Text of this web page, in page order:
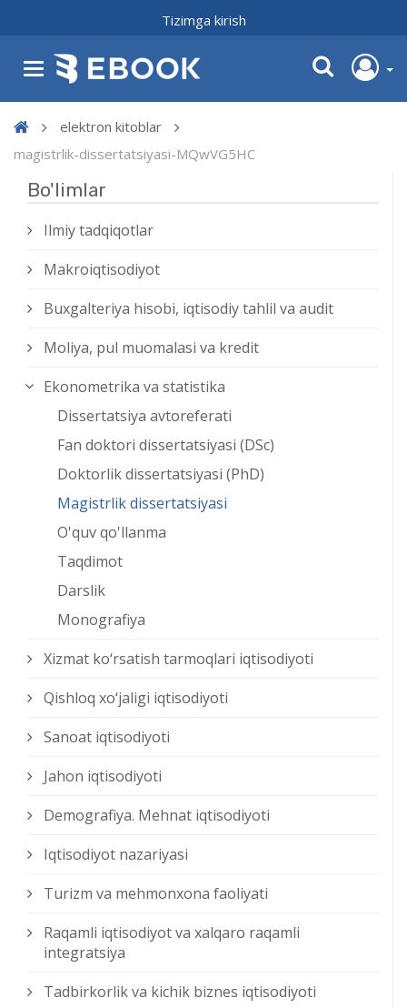
Tizimga kirish
elektron kitoblar
magistrlik-dissertatsiyasi-MQwVG5HC
Bo'limlar
Ilmiy tadqiqotlar
Makroiqtisodiyot
Buxgalteriya hisobi, iqtisodiy tahlil va audit
Moliya, pul muomalasi va kredit
Ekonometrika va statistika
Dissertatsiya avtoreferati
Fan doktori dissertatsiyasi (DSc)
Doktorlik dissertatsiyasi (PhD)
Magistrlik dissertatsiyasi
O'quv qo'llanma
Taqdimot
Darslik
Monografiya
Xizmat kо‘rsatish tarmoqlari iqtisodiyoti
Qishloq xо‘jaligi iqtisodiyoti
Sanoat iqtisodiyoti
Jahon iqtisodiyoti
Demografiya. Mehnat iqtisodiyoti
Iqtisodiyot nazariyasi
Turizm va mehmonxona faoliyati
Raqamli iqtisodiyot va xalqaro raqamli
integratsiya
Tadbirkorlik va kichik biznes iqtisodiyoti